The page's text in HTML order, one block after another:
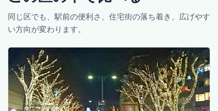
同じ区でも、駅前の便利さ、住宅街の落ち着き、広げやす
い方向が変わります。